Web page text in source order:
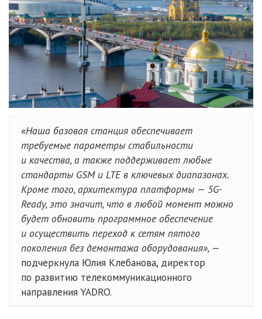
«Наша базовая станция обеспечивает
требуемые параметры стабильности
и качества, а также поддерживает любые
стандарты GSM и LTE в ключевых диапазонах.
Кроме того, архитектура платформы — 5G-
Ready, это значит, что в любой момент можно
будет обновить программное обеспечение
и осуществить переход к сетям пятого
поколения без демонтажа оборудования», —
подчеркнула Юлия Клебанова, директор
по развитию телекоммуникационного
направления YADRO.